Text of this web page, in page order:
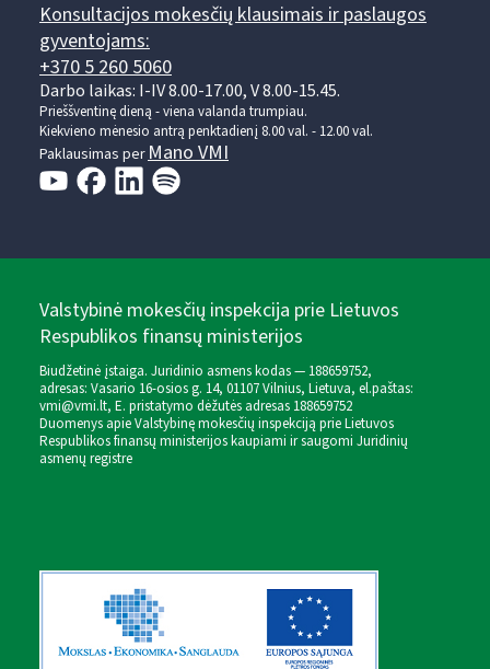
Konsultacijos mokesčių klausimais ir paslaugos
gyventojams:
+370 5 260 5060
Darbo laikas: I-IV 8.00-17.00, V 8.00-15.45.
Prieššventinę dieną - viena valanda trumpiau.
Kiekvieno mėnesio antrą penktadienį 8.00 val. - 12.00 val.
Paklausimas perMano VMI
Valstybinė mokesčių inspekcija prie Lietuvos
Respublikos finansų ministerijos
Biudžetinė įstaiga. Juridinio asmens kodas — 188659752,
adresas: Vasario 16-osios g. 14, 01107 Vilnius, Lietuva, el.paštas:
vmi@vmi.lt, E. pristatymo dėžutės adresas 188659752
Duomenys apie Valstybinę mokesčių inspekciją prie Lietuvos
Respublikos finansų ministerijos kaupiami ir saugomi Juridinių
asmenų registre